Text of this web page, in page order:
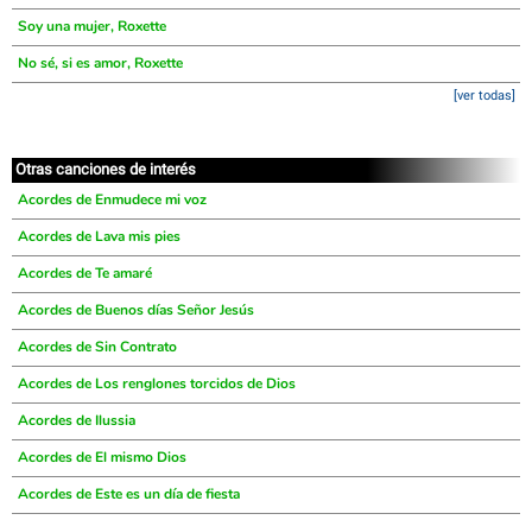
Soy una mujer, Roxette
No sé, si es amor, Roxette
[ver todas]
Otras canciones de interés
Acordes de Enmudece mi voz
Acordes de Lava mis pies
Acordes de Te amaré
Acordes de Buenos días Señor Jesús
Acordes de Sin Contrato
Acordes de Los renglones torcidos de Dios
Acordes de Ilussia
Acordes de El mismo Dios
Acordes de Este es un día de fiesta